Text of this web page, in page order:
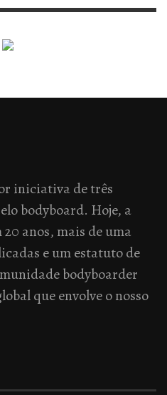
iniciativa de três
bodyboard. Hoje, a
anos, mais de uma
e um estatuto de
bodyboarder
que envolve o nosso